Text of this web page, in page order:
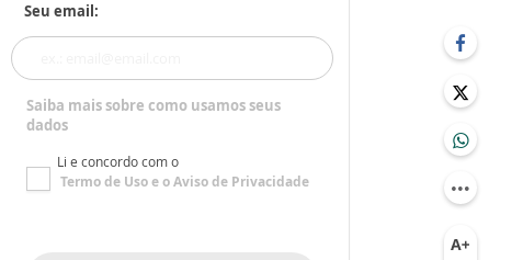
Seu email:
Saiba mais sobre como usamos seus
dados
Li e concordo com o
Termo de Usoe oAviso de Privacidade